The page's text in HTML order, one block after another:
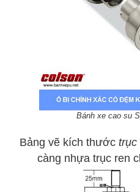
Bánh xe cao su
Bảng vẽ kích thước trục
càng nhựa trục ren